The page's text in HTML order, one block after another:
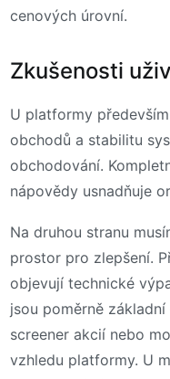
cenových úrovní.
Zkušenosti
U platformy
obchodů a stabilitu
obchodování.
nápovědy usnadňuje
Na druhou stranu
prostor pro zlepšení.
objevují technické
jsou poměrně
screener akcií nebo
vzhledu platformy. U